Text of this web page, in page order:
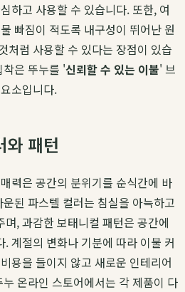
하고 사용할 수 있습니다. 또한, 여
빠짐이 적도록 내구성이 뛰어난 원
처럼 사용할 수 있다는 장점이 있습
은 뚜누를 '신뢰할 수 있는 이불' 브
소입니다.
와 패턴
력은 공간의 분위기를 순식간에 바
된 파스텔 컬러는 침실을 아늑하고
, 과감한 보태니컬 패턴은 공간에
계절의 변화나 기분에 따라 이불 커
용을 들이지 않고 새로운 인테리어
온라인 스토어에서는 각 제품이 다